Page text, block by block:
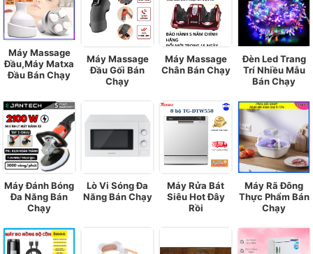
Máy Massage
Đầu,Máy Matxa
Đầu Bán Chạy
Máy Massage
Đầu Gối Bán
Chạy
Máy Massage
Chân Bán Chạy
Đèn Led Trang
Trí Nhiều Mẫu
Bán Chạy
Máy Đánh Bóng
Đa Năng Bán
Chạy
Lò Vi Sóng Đa
Năng Bán Chạy
Máy Rửa Bát
Siêu Hot Đây
Rồi
Máy Rã Đông
Thực Phẩm Bán
Chạy